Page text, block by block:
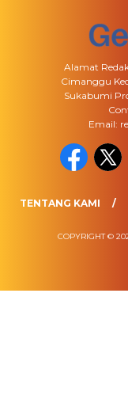
Alamat
Cimanggu
Sukabumi
Email:
TENTANG KAMI
COPYRIGHT ©